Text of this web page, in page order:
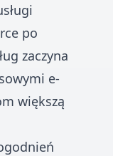
po
zaczyna
e-
większą